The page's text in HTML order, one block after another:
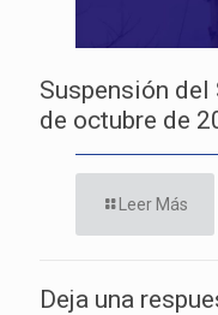
Suspensión del
de octubre de
Leer Más
Deja una